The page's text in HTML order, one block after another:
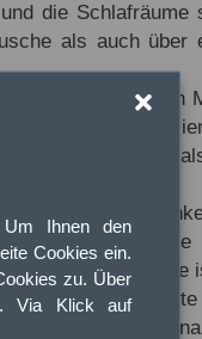
Um Ihnen den
Cookies ein.
zu. Über
Via Klick auf
die Schlafräume
als auch über
der westfälischen
von
Nähe zur Natur
im „Grünen“. Die
Die Werse
die
Ems-